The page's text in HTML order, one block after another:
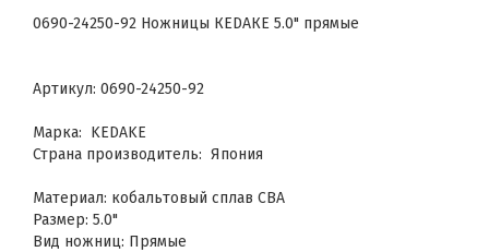
0690-24250-92 Ножницы КЕDАКЕ 5.0" прямые
Артикул: 0690-24250-92
Марка: KEDAKE
Страна производитель: Япония
Материал: кобальтовый сплав CBA
Размер: 5.0"
Вид ножниц: Прямые